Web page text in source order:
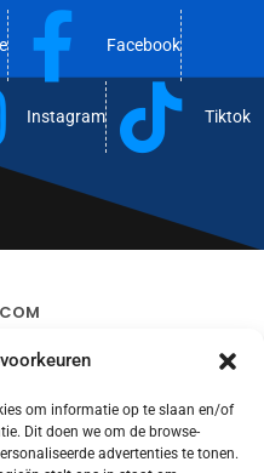
om informatie op te slaan en/of
Dit doen we om de browse-
advertenties te tonen.
Facebook
Instagram Tiktok